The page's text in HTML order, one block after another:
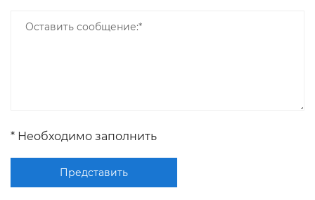
* Необходимо заполнить
Представить